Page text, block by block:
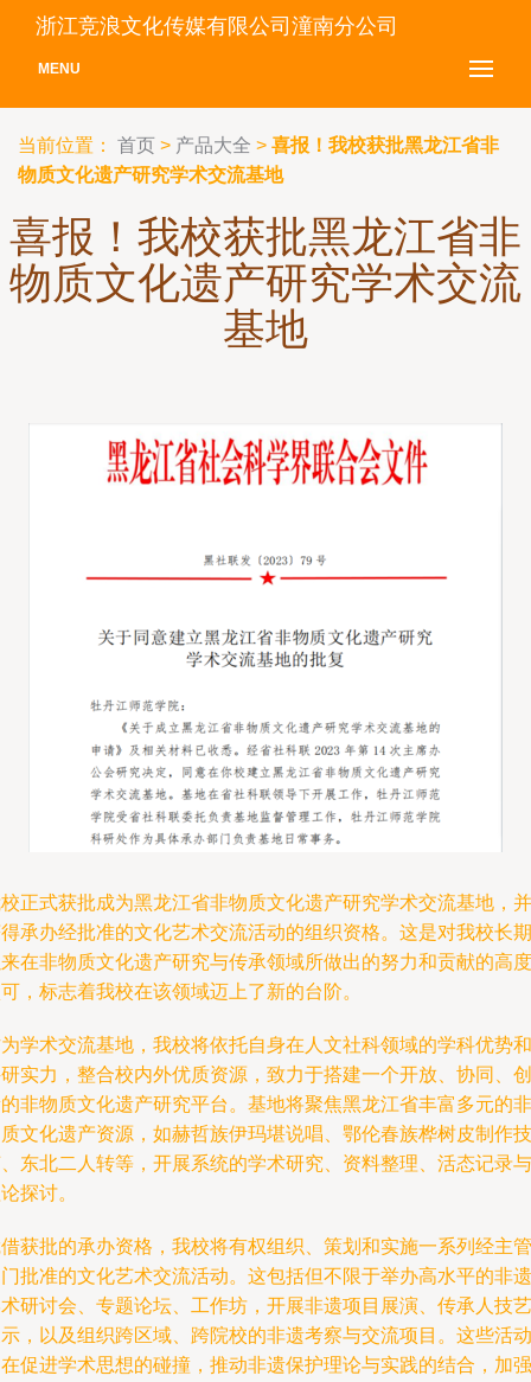
浙江竞浪文化传媒有限公司潼南分公司
MENU
当前位置： 首页 > 产品大全 > 喜报！我校获批黑龙江省非
物质文化遗产研究学术交流基地
喜报！我校获批黑龙江省非
物质文化遗产研究学术交流
基地
正式获批成为黑龙江省非物质文化遗产研究学术交流基地，并
承办经批准的文化艺术交流活动的组织资格。这是对我校长期
在非物质文化遗产研究与传承领域所做出的努力和贡献的高度
，标志着我校在该领域迈上了新的台阶。
学术交流基地，我校将依托自身在人文社科领域的学科优势和
实力，整合校内外优质资源，致力于搭建一个开放、协同、创
非物质文化遗产研究平台。基地将聚焦黑龙江省丰富多元的非
文化遗产资源，如赫哲族伊玛堪说唱、鄂伦春族桦树皮制作技
东北二人转等，开展系统的学术研究、资料整理、活态记录与
探讨。
获批的承办资格，我校将有权组织、策划和实施一系列经主管
批准的文化艺术交流活动。这包括但不限于举办高水平的非遗
研讨会、专题论坛、工作坊，开展非遗项目展演、传承人技艺
，以及组织跨区域、跨院校的非遗考察与交流项目。这些活动
促进学术思想的碰撞，推动非遗保护理论与实践的结合，加强